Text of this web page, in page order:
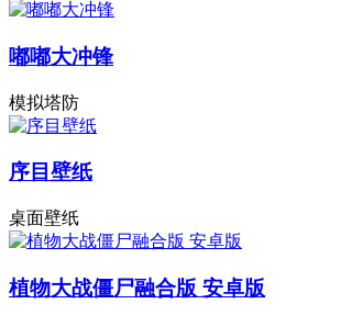
嘟嘟大冲锋
模拟塔防
序目壁纸
桌面壁纸
植物大战僵尸融合版 安卓版